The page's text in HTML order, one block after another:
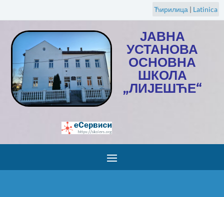
Ћирилица | Latinica
ЈАВНА
УСТАНОВА
ОСНОВНА
ШКОЛА
„ЛИЈЕШЋЕ“